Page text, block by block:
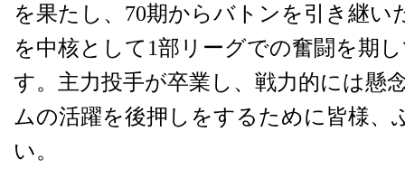
を果たし、70期からバトンを引き継い
を中核として1部リーグでの奮闘を期
す。主力投手が卒業し、戦力的には懸
ムの活躍を後押しをするために皆様、
い。